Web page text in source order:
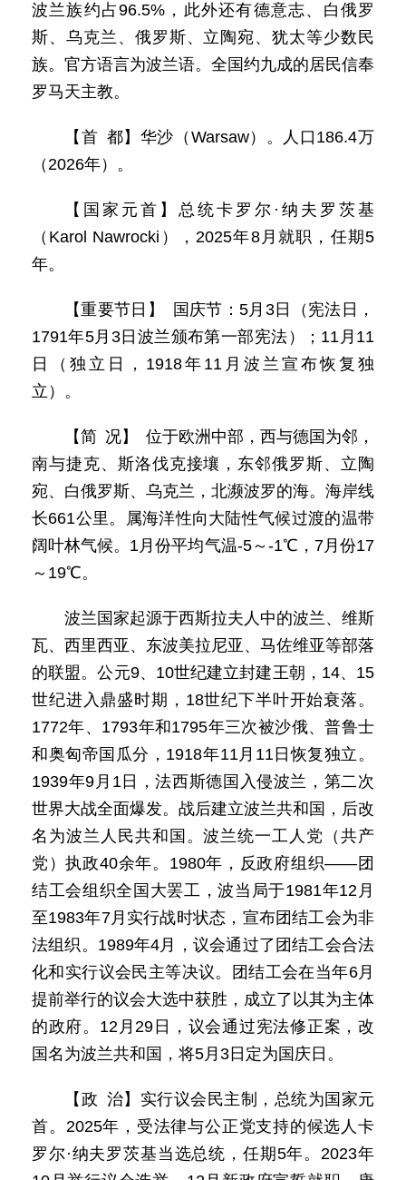
波兰族约占96.5%，此外还有德意志、白俄罗
斯、乌克兰、俄罗斯、立陶宛、犹太等少数民
族。官方语言为波兰语。全国约九成的居民信奉
罗马天主教。
【首 都】华沙（Warsaw）。人口186.4万
（2026年）。
【国家元首】总统卡罗尔·纳夫罗茨基
（Karol Nawrocki），2025年8月就职，任期5
年。
【重要节日】 国庆节：5月3日（宪法日，
1791年5月3日波兰颁布第一部宪法）；11月11
日（独立日，1918年11月波兰宣布恢复独
立）。
【简 况】 位于欧洲中部，西与德国为邻，
南与捷克、斯洛伐克接壤，东邻俄罗斯、立陶
宛、白俄罗斯、乌克兰，北濒波罗的海。海岸线
长661公里。属海洋性向大陆性气候过渡的温带
阔叶林气候。1月份平均气温-5～-1℃，7月份17
～19℃。
波兰国家起源于西斯拉夫人中的波兰、维斯
瓦、西里西亚、东波美拉尼亚、马佐维亚等部落
的联盟。公元9、10世纪建立封建王朝，14、15
世纪进入鼎盛时期，18世纪下半叶开始衰落。
1772年、1793年和1795年三次被沙俄、普鲁士
和奥匈帝国瓜分，1918年11月11日恢复独立。
1939年9月1日，法西斯德国入侵波兰，第二次
世界大战全面爆发。战后建立波兰共和国，后改
名为波兰人民共和国。波兰统一工人党（共产
党）执政40余年。1980年，反政府组织——团
结工会组织全国大罢工，波当局于1981年12月
至1983年7月实行战时状态，宣布团结工会为非
法组织。1989年4月，议会通过了团结工会合法
化和实行议会民主等决议。团结工会在当年6月
提前举行的议会大选中获胜，成立了以其为主体
的政府。12月29日，议会通过宪法修正案，改
国名为波兰共和国，将5月3日定为国庆日。
【政 治】实行议会民主制，总统为国家元
首。2025年，受法律与公正党支持的候选人卡
罗尔·纳夫罗茨基当选总统，任期5年。2023年